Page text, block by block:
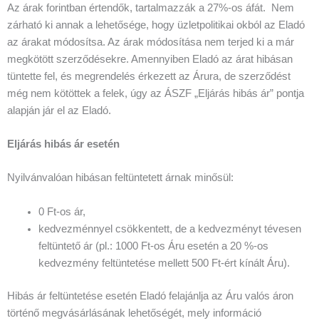
Az árak forintban értendők, tartalmazzák a 27%-os áfát. Nem
zárható ki annak a lehetősége, hogy üzletpolitikai okból az Eladó
az árakat módosítsa. Az árak módosítása nem terjed ki a már
megkötött szerződésekre. Amennyiben Eladó az árat hibásan
tüntette fel, és megrendelés érkezett az Árura, de szerződést
még nem kötöttek a felek, úgy az ÁSZF „Eljárás hibás ár” pontja
alapján jár el az Eladó.
Eljárás hibás ár esetén
Nyilvánvalóan hibásan feltüntetett árnak minősül:
0 Ft-os ár,
kedvezménnyel csökkentett, de a kedvezményt tévesen
feltüntető ár (pl.: 1000 Ft-os Áru esetén a 20 %-os
kedvezmény feltüntetése mellett 500 Ft-ért kínált Áru).
Hibás ár feltüntetése esetén Eladó felajánlja az Áru valós áron
történő megvásárlásának lehetőségét, mely információ